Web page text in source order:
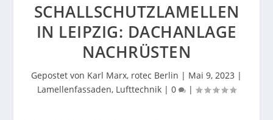
SCHALLSCHUTZLAMELLEN
IN LEIPZIG: DACHANLAGE
NACHRÜSTEN
Gepostet von Karl Marx, rotec Berlin | Mai 9, 2023 |
Lamellenfassaden, Lufttechnik | 0 |